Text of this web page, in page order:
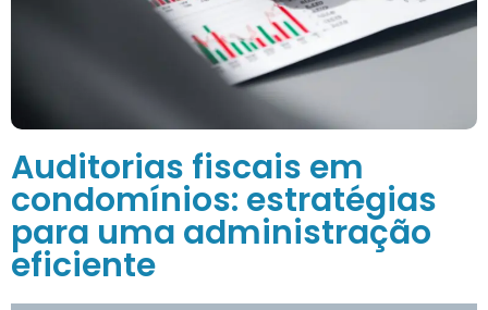
Auditorias fiscais em
condomínios: estratégias
para uma administração
eficiente